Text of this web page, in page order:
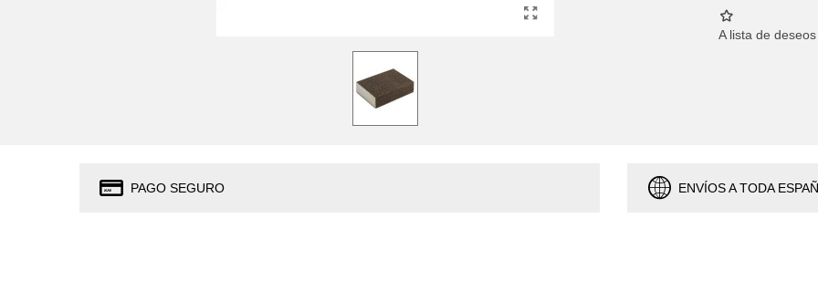
A lista de deseos
PAGO SEGURO ENVÍOS A TODA